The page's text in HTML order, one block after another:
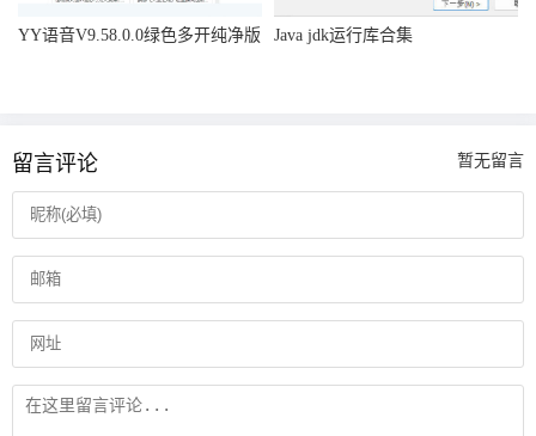
YY语音V9.58.0.0绿色多开纯净版 Java jdk运行库合集
留言评论 暂无留言